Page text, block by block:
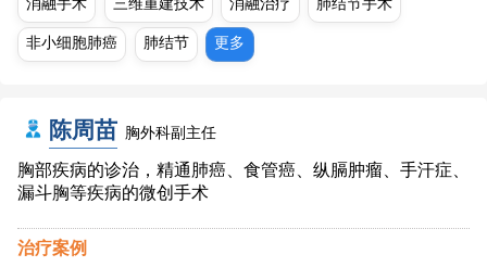
非小细胞肺癌 肺结节 更多
陈周苗 胸外科副主任
胸部疾病的诊治，精通肺癌、食管癌、纵膈肿瘤、手汗症、
漏斗胸等疾病的微创手术
治疗案例